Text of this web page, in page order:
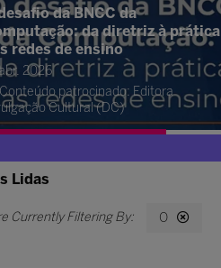
da BNCC da
da diretriz à prática
redes de ensino
2026
patrocinado: Editora
Cultural (DC)
Lidas
O